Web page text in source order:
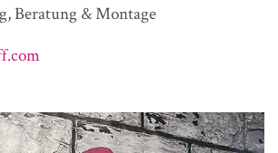
Beratung & Montage